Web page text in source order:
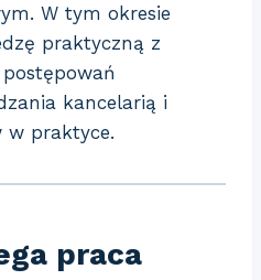
W tym okresie
praktyczną z
kancelarią i
w praktyce.
praca